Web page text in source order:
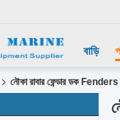
বাড়ি
নৌকা রাবার ফেন্ডার ডক